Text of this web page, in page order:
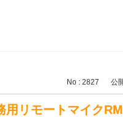
No : 2827 公
用リモートマイク